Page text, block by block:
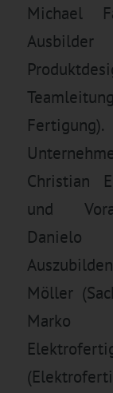
Michael
Christian
und
Danielo
Möller
Marko